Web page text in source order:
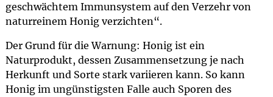
geschwächtem Immunsystem auf den Verzehr von
naturreinem Honig verzichten“.
Der Grund für die Warnung: Honig ist ein
Naturprodukt, dessen Zusammensetzung je nach
Herkunft und Sorte stark variieren kann. So kann
Honig im ungünstigsten Falle auch Sporen des